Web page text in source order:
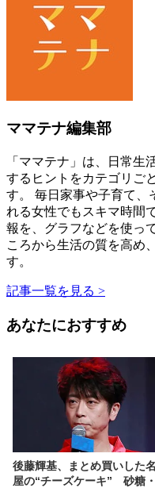
ママテナ編集部
「ママテナ」は、日常生
するヒントをカテゴリご
す。 毎日家事や子育て、
れる女性でもスキマ時間
報を、グラフなどを使っ
ころから生活の質を高め
す。
記事一覧を見る >
あなたにおすすめ
後藤輝基、まとめ買いした
屋の“チーズケーキ” 砂糖